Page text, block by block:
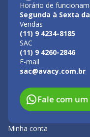
Horário de
Segunda à Sexta
Vendas
(11) 9 4234-8185
SAC
(11) 9 4260-2846
E-mail
sac@avacy.com.br
Fale com
Minha conta